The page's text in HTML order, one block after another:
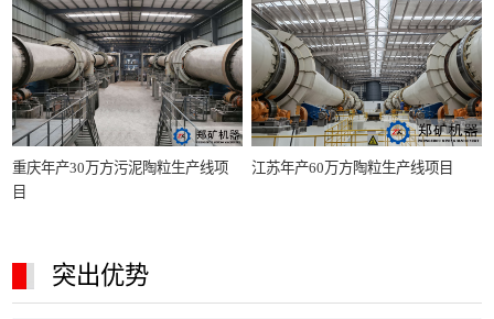
重庆年产30万方污泥陶粒生产线项
目
江苏年产60万方陶粒生产线项目
突出优势